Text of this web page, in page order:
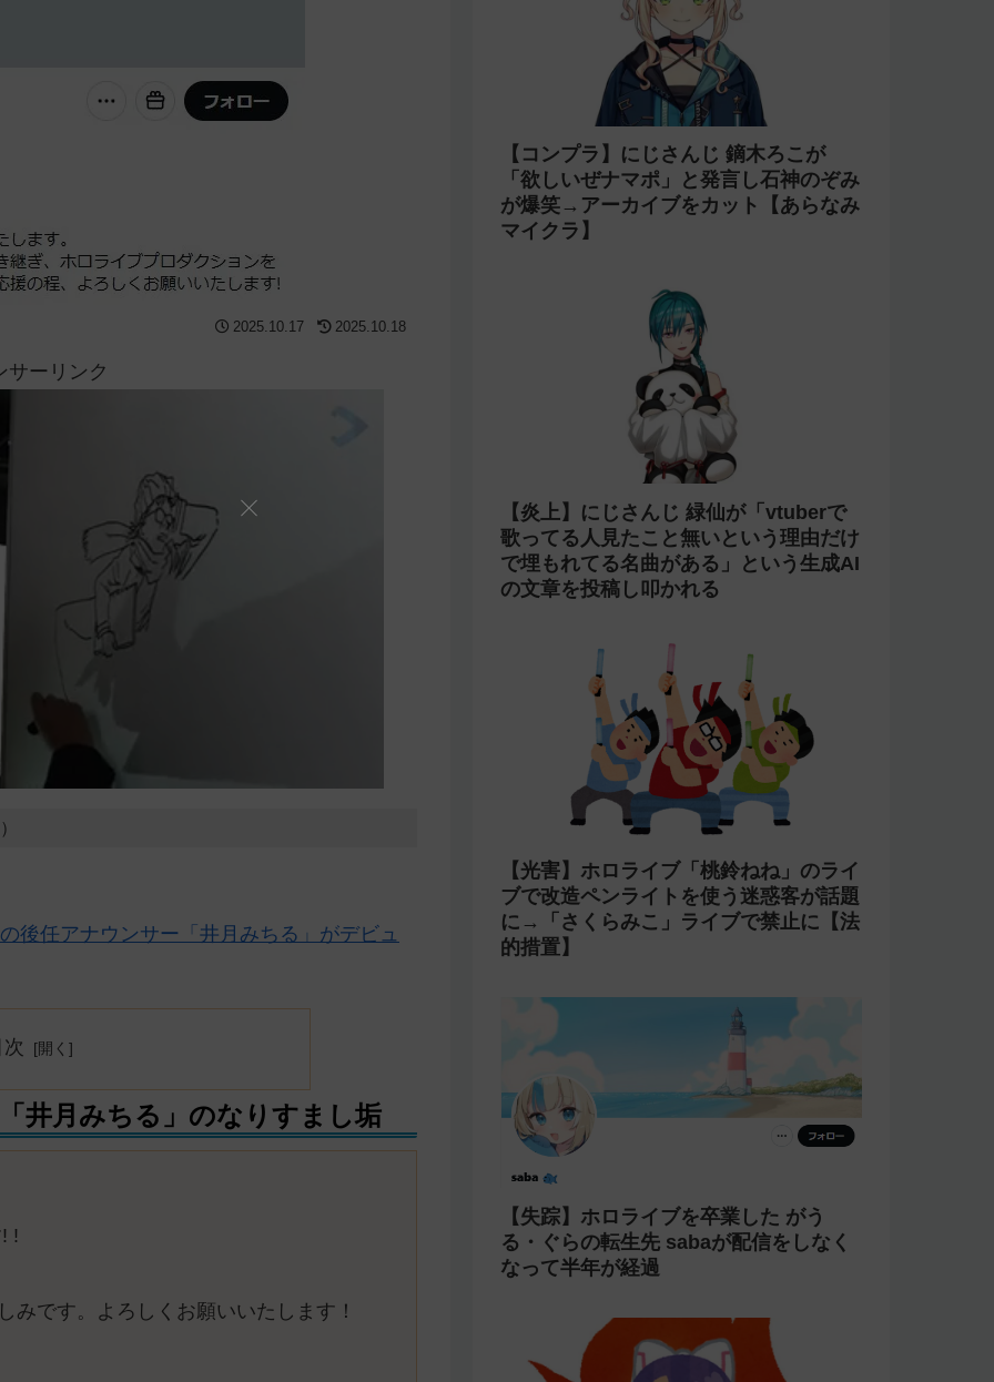
2025.10.17 2025.10.18
サーリンク
後任アナウンサー「井月みちる」がデビュ
井月みちる」のなりすまし垢
!
みです。よろしくお願いいたします！
【コンプラ】にじさんじ 鏑木ろこが
「欲しいぜナマポ」と発言し石神のぞみ
が爆笑→アーカイブをカット【あらなみ
マイクラ】
【炎上】にじさんじ 緑仙が「vtuberで
歌ってる人見たこと無いという理由だけ
で埋もれてる名曲がある」という生成AI
の文章を投稿し叩かれる
【光害】ホロライブ「桃鈴ねね」のライ
ブで改造ペンライトを使う迷惑客が話題
に→「さくらみこ」ライブで禁止に【法
的措置】
【失踪】ホロライブを卒業した がう
る・ぐらの転生先 sabaが配信をしなく
なって半年が経過